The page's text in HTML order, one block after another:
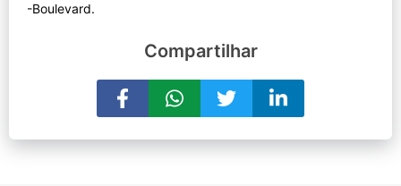
Compartilhar